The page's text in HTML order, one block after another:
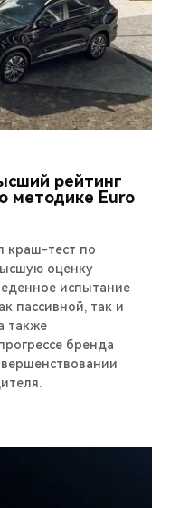
рейтинг
методике Euro
краш-тест по
оценку
испытание
пассивной, так и
также
бренда